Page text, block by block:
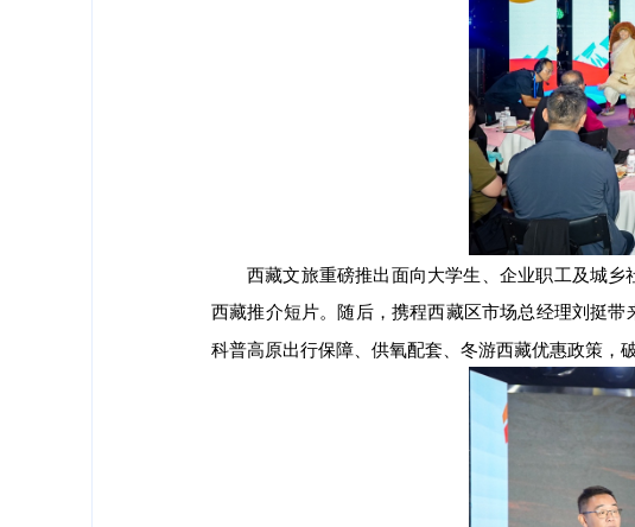
西藏文旅重磅推出面向大学生、企业职工及城
西藏推介短片。随后，携程西藏区市场总经理刘挺
科普高原出行保障、供氧配套、冬游西藏优惠政策，